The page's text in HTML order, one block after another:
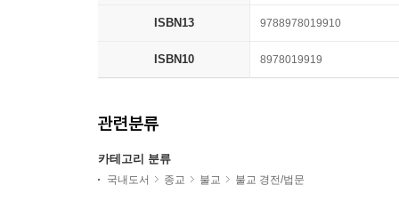
ISBN13 9788978019910
ISBN10 8978019919
관련분류
카테고리 분류
국내도서 종교 불교 불교 경전/법문